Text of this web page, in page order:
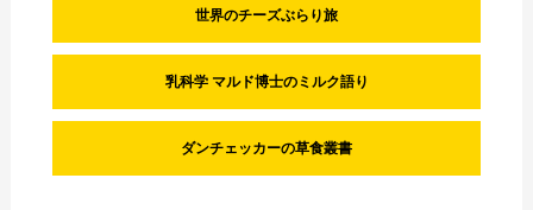
世界のチーズぶらり旅
乳科学 マルド博士のミルク語り
ダンチェッカーの草食叢書